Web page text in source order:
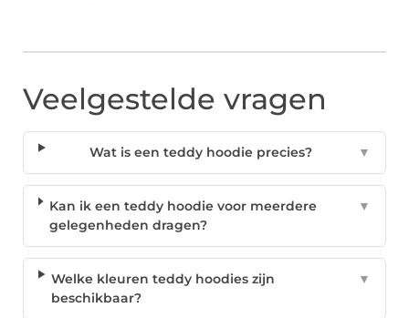
Veelgestelde vragen
Wat is een teddy hoodie precies? ▼
Kan ik een teddy hoodie voor meerdere
gelegenheden dragen?
▼
Welke kleuren teddy hoodies zijn
beschikbaar?
▼